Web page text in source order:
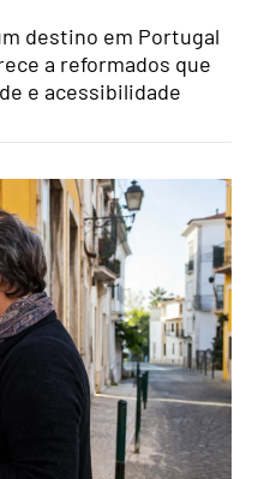
destino em Portugal
a reformados que
e acessibilidade